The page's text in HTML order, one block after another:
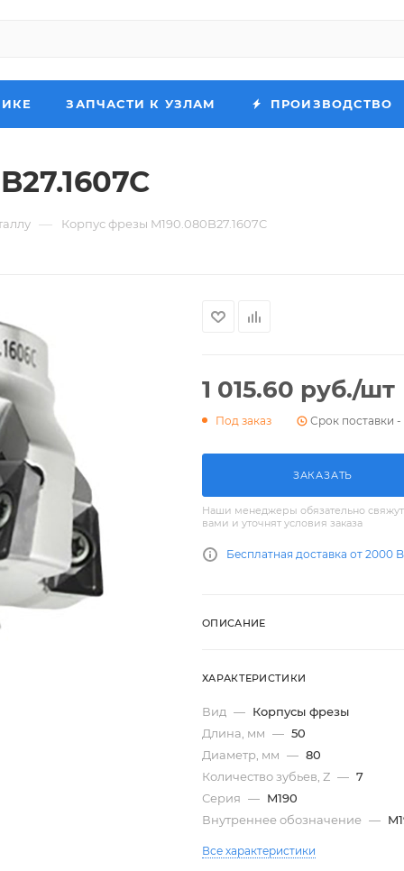
ЗАПЧАСТИ К УЗЛАМ ПРОИЗВОДСТВО
— Корпус фрезы M190.080B27.1607C
1 015.60 руб./шт
Под заказ Срок поставки -
ЗАКАЗАТЬ
Наши менеджеры обязательно
вами и уточнят условия заказа
Бесплатная доставка от 2000
ОПИСАНИЕ
ХАРАКТЕРИСТИКИ
Вид — Корпусы фрезы
Длина, мм — 50
Диаметр, мм — 80
Количество зубьев, Z — 7
Серия — M190
Внутреннее обозначение —
Все характеристики